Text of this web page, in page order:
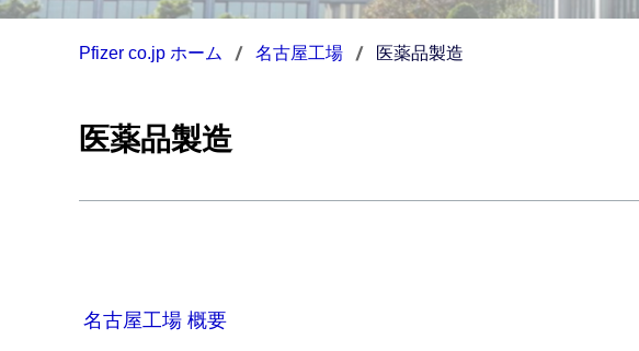
Pfizer co.jp ホーム 名古屋工場 医薬品製造
医薬品製造
名古屋工場 概要